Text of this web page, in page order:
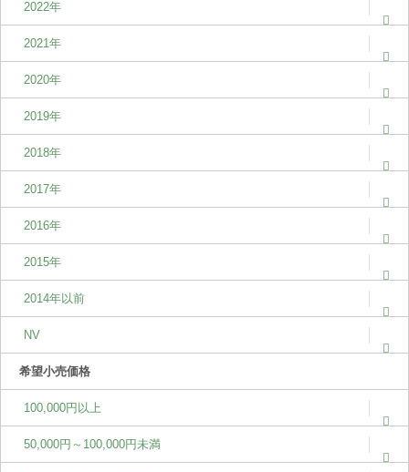
2022年
2021年
2020年
2019年
2018年
2017年
2016年
2015年
2014年以前
NV
希望小売価格
100,000円以上
50,000円～100,000円未満